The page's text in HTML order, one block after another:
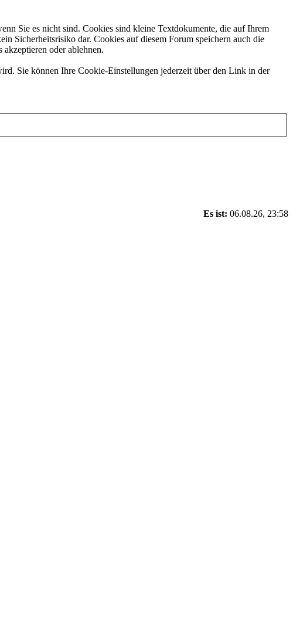
Sie es nicht sind. Cookies sind kleine Textdokumente, die auf Ihrem
Sicherheitsrisiko dar. Cookies auf diesem Forum speichern auch die
oder ablehnen.
Sie können Ihre Cookie-Einstellungen jederzeit über den Link in der
Es ist: 06.08.26, 23:58